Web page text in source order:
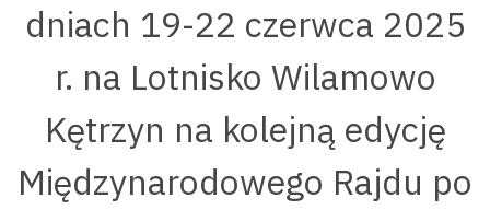
dniach 19-22 czerwca 2025
r. na Lotnisko Wilamowo
Kętrzyn na kolejną edycję
Międzynarodowego Rajdu po